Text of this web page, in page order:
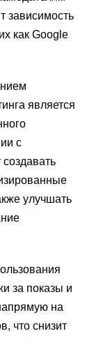
зависимость
как Google
является
с
улучшать
за показы и
на
что снизит